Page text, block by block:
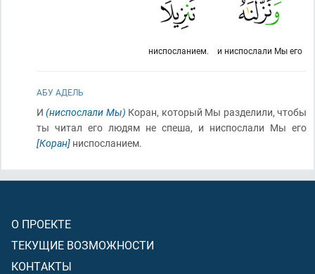
и ниспослали Мы его
ниспосланием.
АБУ АДЕЛЬ
И(ниспослали Мы) Коран, который Мы разделили, чтобы
ты читал его людям не спеша, и ниспослали Мы его
[Коран] ниспосланием.
О ПРОЕКТЕ
ТЕКУЩИЕ ВОЗМОЖНОСТИ
КОНТАКТЫ